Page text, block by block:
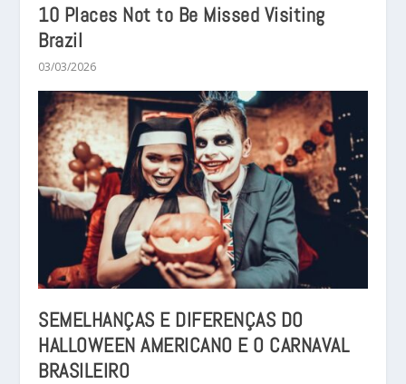
10 Places Not to Be Missed Visiting
Brazil
03/03/2026
SEMELHANÇAS E DIFERENÇAS DO
HALLOWEEN AMERICANO E O CARNAVAL
BRASILEIRO